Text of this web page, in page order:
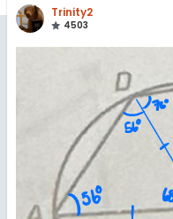
Trinity2
4503